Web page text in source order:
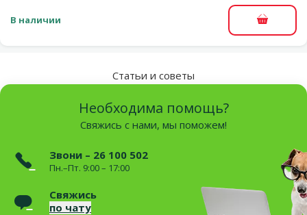
В наличии В
Статьи и советы
Необходима помощь?
Свяжись с нами, мы поможем!
Звони – 26 100 502
Пн.–Пт. 9:00 – 17:00
Свяжись
по чату